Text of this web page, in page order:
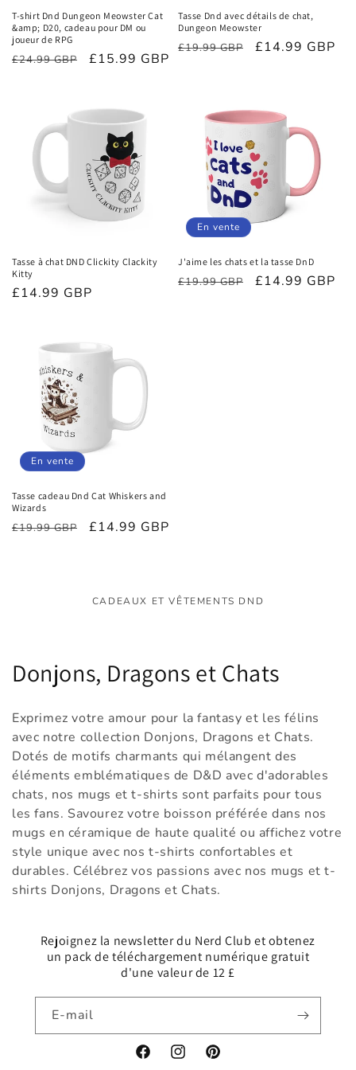
T-shirt Dnd Dungeon Meowster Cat
&amp; D20, cadeau pour DM ou
joueur de RPG
Prix
£24.99 GBP
Prix
£15.99 GBP
Tasse Dnd avec détails de chat,
Dungeon Meowster
Prix
£19.99 GBP
Prix
£14.99 GBP
Tasse à chat DND Clickity Clackity
Kitty
Prix
£14.99 GBP
En vente
J'aime les chats et la tasse DnD
Prix
£19.99 GBP
Prix
£14.99 GBP
En vente
Tasse cadeau Dnd Cat Whiskers and
Wizards
Prix
£19.99 GBP
Prix
£14.99 GBP
CADEAUX ET VÊTEMENTS DND
C
l
l
e
c
t
i
Donjons, Dragons et Chats
Exprimez votre amour pour la fantasy et les félins
avec notre collection Donjons, Dragons et Chats.
Dotés de motifs charmants qui mélangent des
éléments emblématiques de D&D avec d'adorables
chats, nos mugs et t-shirts sont parfaits pour tous
les fans. Savourez votre boisson préférée dans nos
mugs en céramique de haute qualité ou affichez votre
style unique avec nos t-shirts confortables et
durables. Célébrez vos passions avec nos mugs et t-
shirts Donjons, Dragons et Chats.
Rejoignez la newsletter du Nerd Club et obtenez
un pack de téléchargement numérique gratuit
d'une valeur de 12 £
E-mail
FacebookInstagramPinterest